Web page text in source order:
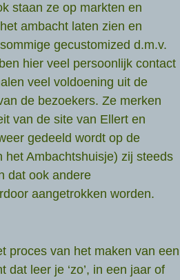
staan ze op markten en
ambacht laten zien en
gecustomized d.m.v.
hier veel persoonlijk contact
veel voldoening uit de
de bezoekers. Ze merken
van de site van Ellert en
gedeeld wordt op de
het Ambachtshuisje) zij steeds
dat ook andere
aangetrokken worden.
proces van het maken van een
dat leer je ‘zo’, in een jaar of